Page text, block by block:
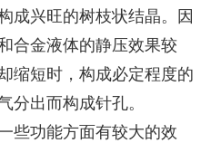
成兴旺的树枝状结晶。因
合金液体的静压效果较
缩短时，构成必定程度的
分出而构成针孔。
功能方面有较大的效